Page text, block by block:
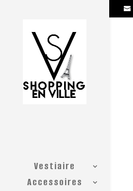
Vestiaire
Accessoires